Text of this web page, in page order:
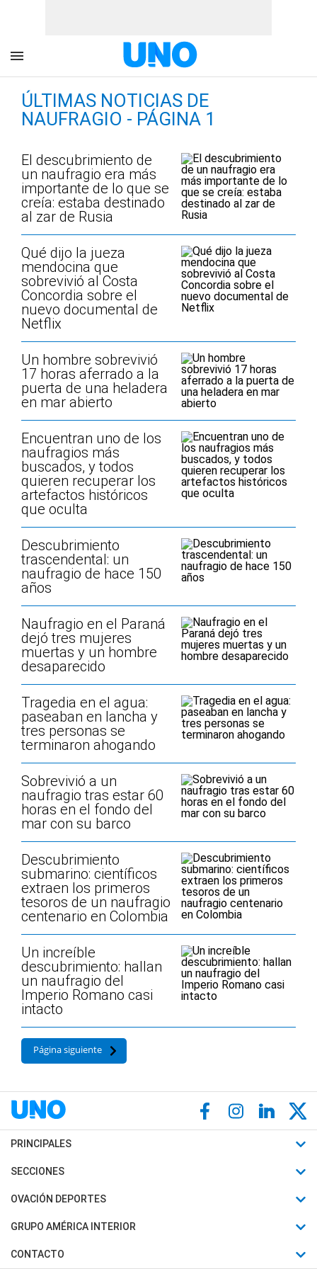
ÚLTIMAS NOTICIAS DE
NAUFRAGIO - PÁGINA 1
El descubrimiento de
un naufragio era más
importante de lo que se
creía: estaba destinado
al zar de Rusia
Qué dijo la jueza
mendocina que
sobrevivió al Costa
Concordia sobre el
nuevo documental de
Netflix
Un hombre sobrevivió
17 horas aferrado a la
puerta de una heladera
en mar abierto
Encuentran uno de los
naufragios más
buscados, y todos
quieren recuperar los
artefactos históricos
que oculta
Descubrimiento
trascendental: un
naufragio de hace 150
años
Naufragio en el Paraná
dejó tres mujeres
muertas y un hombre
desaparecido
Tragedia en el agua:
paseaban en lancha y
tres personas se
terminaron ahogando
Sobrevivió a un
naufragio tras estar 60
horas en el fondo del
mar con su barco
Descubrimiento
submarino: científicos
extraen los primeros
tesoros de un naufragio
centenario en Colombia
Un increíble
descubrimiento: hallan
un naufragio del
Imperio Romano casi
intacto
Página siguiente
PRINCIPALES
Últimas Noticias
Política
Judiciales
SECCIONES
Horóscopo
Motores
Trucos caseros
OVACIÓN DEPORTES
Fútbol
Mundial
GRUPO AMÉRICA INTERIOR
Canal 7 en Vivo
CONTACTO